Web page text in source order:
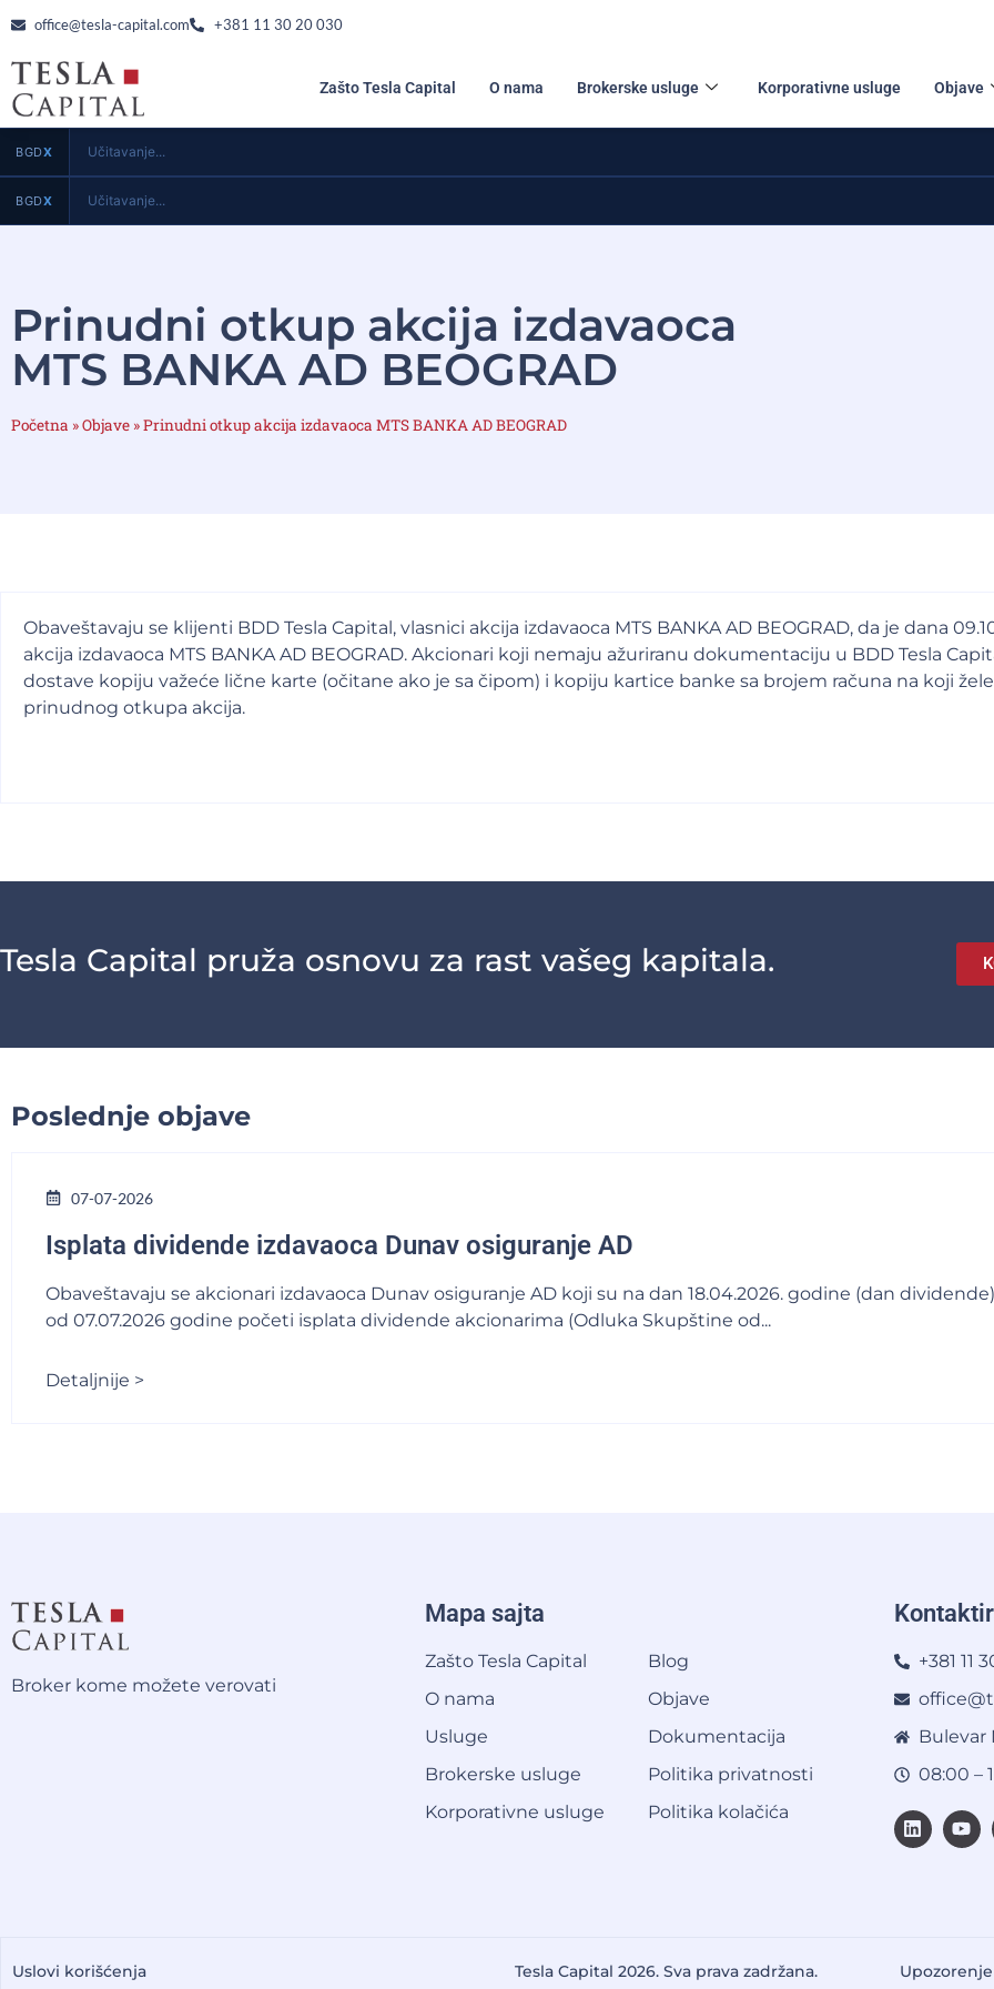
office@tesla-capital.com +381 11 30 20 030
Zašto Tesla Capital O nama Brokerske usluge Korporativne usluge Objave
BGDX Učitavanje...
BGDX Učitavanje...
Prinudni otkup akcija izdavaoca
MTS BANKA AD BEOGRAD
Početna »Objave »Prinudni otkup akcija izdavaoca MTS BANKA AD BEOGRAD
Obaveštavaju se klijenti BDD Tesla Capital, vlasnici akcija izdavaoca MTS BANKA AD BEOGRAD, da je dana
akcija izdavaoca MTS BANKA AD BEOGRAD. Akcionari koji nemaju ažuriranu dokumentaciju u BDD Tesla
dostave kopiju važeće lične karte (očitane ako je sa čipom) i kopiju kartice banke sa brojem računa na koji
prinudnog otkupa akcija.
Tesla Capital pruža osnovu za rast vašeg kapitala.
Poslednje objave
07-07-2026
Isplata dividende izdavaoca Dunav osiguranje AD
Obaveštavaju se akcionari izdavaoca Dunav osiguranje AD koji su na dan 18.04.2026. godine (dan
od 07.07.2026 godine početi isplata dividende akcionarima (Odluka Skupštine od...
Detaljnije >
Broker kome možete verovati
Mapa sajta
Zašto Tesla Capital
O nama
Usluge
Brokerske usluge
Korporativne usluge
Blog
Objave
Dokumentacija
Politika privatnosti
Politika kolačića
+381 11
Bulevar
08:00 –
Uslovi korišćenja Tesla Capital 2026. Sva prava zadržana.